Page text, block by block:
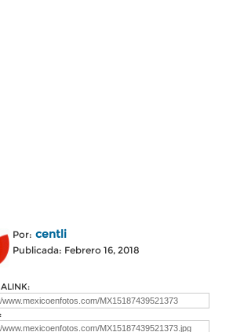
Por: centli
Publicada: Febrero 16, 2018